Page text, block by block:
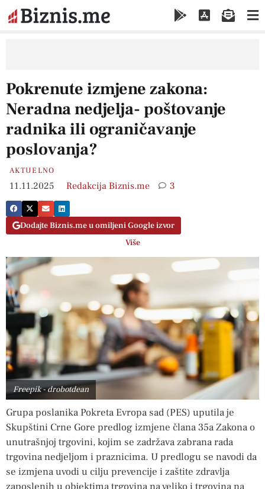
Pokrenute izmjene zakona:
Neradna nedjelja- poštovanje
radnika ili ograničavanje
poslovanja?
AKTUELNO
11.11.2025 Redakcija Biznis.me 3
Dodajte Biznis.me u omiljeni Google izvor
Više
Freepik - drobotdean
Grupa poslanika Pokreta Evropa sad (PES) uputila je
Skupštini Crne Gore predlog izmjene člana 35a Zakona o
unutrašnjoj trgovini, kojim se zadržava zabrana rada
trgovina nedjeljom i praznicima. U predlogu se navodi da
se izmjena uvodi u cilju prevencije i zaštite zdravlja